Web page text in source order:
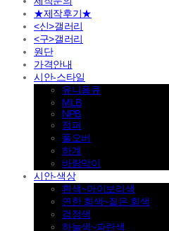
★제작후기★
<신>갤러리
<구>갤러리
원단
가격안내
시안-스타일
유니폼큐
MLB
NPB
점퍼
풀오버
하계
바람막이
시안-색상
흰색~아이보리색
연한 회색~짙은 회색
검정색
하늘색~파란색